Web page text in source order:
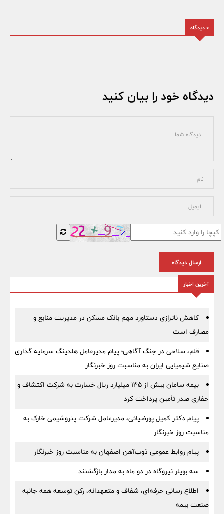
0 دیدگاه
دیدگاه خود را بیان کنید
ارسال دیدگاه
آخرین اخبار
کاهش ناترازی دستاورد مهم بانک مسکن در مدیریت منابع و
مصارف است
قلم، سلاحی در جنگ آگاهی؛ پیام مدیرعامل هلدینگ سرمایه گذاری
صنایع شیمیایی ایران به مناسبت روز خبرنگار
بیمه سامان بیش از ۱۳۵ میلیارد ریال خسارت به شرکت اکتشاف و
حفاری صدر تأمین پرداخت کرد
پیام دکتر کمیل پورضیائی، مدیرعامل شرکت پتروشیمی خارک به
مناسبت روز خبرنگار
پیام روابط عمومی ذوب‌آهن اصفهان به مناسبت روز خبرنگار
سه بویلر نیروگاه در دو ماه به مدار بازگشتند
اطلاع رسانی حرفه‌ای، شفاف و متعهدانه، رکن توسعه همه جانبه
صنعت بیمه